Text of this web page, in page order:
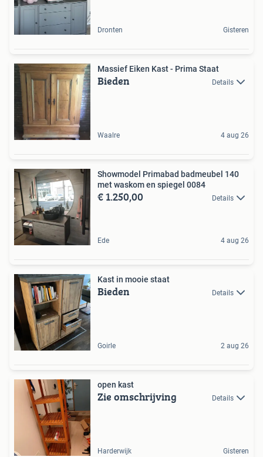
Dronten Gisteren
Massief Eiken Kast - Prima Staat
Bieden Details
Waalre 4 aug 26
Showmodel Primabad badmeubel 140
met waskom en spiegel 0084
€ 1.250,00 Details
Ede 4 aug 26
Kast in mooie staat
Bieden Details
Goirle 2 aug 26
open kast
Zie omschrijving Details
Harderwijk Gisteren